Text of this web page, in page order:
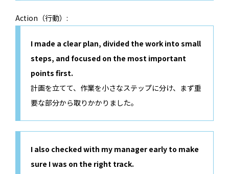
Action（行動）:
I made a clear plan, divided the work into small
steps, and focused on the most important
points first.
計画を立てて、作業を小さなステップに分け、まず重
要な部分から取りかかりました。
I also checked with my manager early to make
sure I was on the right track.